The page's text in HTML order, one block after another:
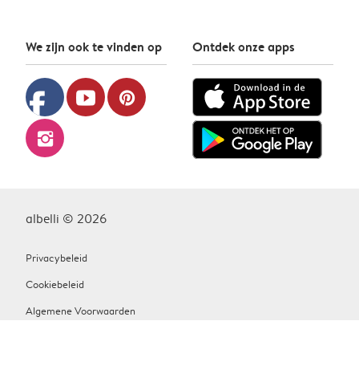
We zijn ook te vinden op
facebook youtube pinterest
instagram
Ontdek onze apps
albelli © 2026
Privacybeleid
Cookiebeleid
Algemene Voorwaarden